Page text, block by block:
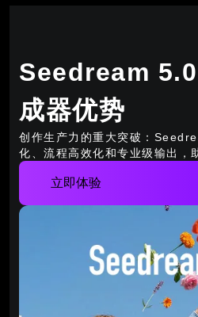
Seedream
成器优势
创作生产力的重大突破：
化、流程高效化和专业级输出，
立即体验